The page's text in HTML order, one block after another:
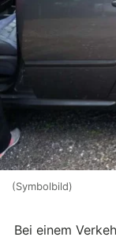
(Symbolbild)
Bei einem